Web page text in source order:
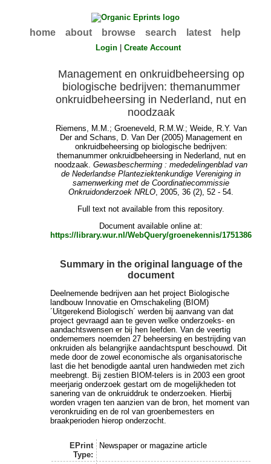
home about browse search latest help
Login |Create Account
Management en onkruidbeheersing op
biologische bedrijven: themanummer
onkruidbeheersing in Nederland, nut en
noodzaak
Riemens, M.M.; Groeneveld, R.M.W.; Weide, R.Y. Van
DerandSchans, D. Van Der(2005) Management en
onkruidbeheersing op biologische bedrijven:
themanummer onkruidbeheersing in Nederland, nut en
noodzaak.Gewasbescherming : mededelingenblad van
de Nederlandse Planteziektenkundige Vereniging in
samenwerking met de Coordinatiecommissie
Onkruidonderzoek NRLO, 2005, 36 (2), 52 - 54.
Full text not available from this repository.
Document available online at:
https://library.wur.nl/WebQuery/groenekennis/1751386
Summary in the original language of the
document
Deelnemende bedrijven aan het project Biologische
landbouw Innovatie en Omschakeling (BIOM)
´Uitgerekend Biologisch´ werden bij aanvang van dat
project gevraagd aan te geven welke onderzoeks- en
aandachtswensen er bij hen leefden. Van de veertig
ondernemers noemden 27 beheersing en bestrijding van
onkruiden als belangrijke aandachtspunt beschouwd. Dit
mede door de zowel economische als organisatorische
last die het benodigde aantal uren handwieden met zich
meebrengt. Bij zestien BIOM-telers is in 2003 een groot
meerjarig onderzoek gestart om de mogelijkheden tot
sanering van de onkruiddruk te onderzoeken. Hierbij
worden vragen ten aanzien van de bron, het moment van
veronkruiding en de rol van groenbemesters en
braakperioden hierop onderzocht.
EPrint
Type:
Newspaper or magazine article